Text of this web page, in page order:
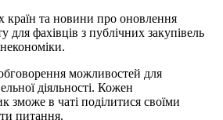
країн та новини про оновлення
для фахівців з публічних закупівель
можливостей для
діяльності. Кожен
зможе в чаті поділитися своїми
питання.